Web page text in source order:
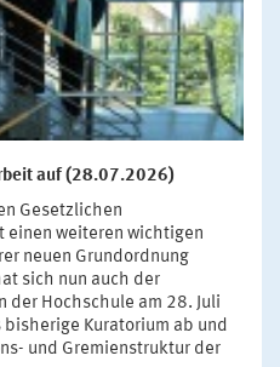
auf (28.07.2026)
Gesetzlichen
einen weiteren wichtigen
neuen Grundordnung
sich nun auch der
der Hochschule am 28. Juli
Kuratorium ab und
und Gremienstruktur der